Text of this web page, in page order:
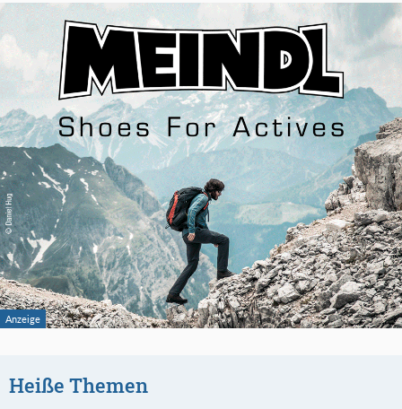
Heiße Themen